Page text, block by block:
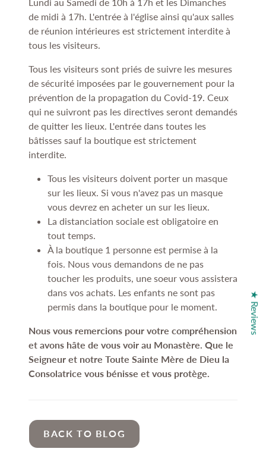
de midi à 17h. L'entrée à l'église ainsi qu'aux salles
de réunion intérieures est strictement interdite à
tous les visiteurs.
Tous les visiteurs sont priés de suivre les mesures
de sécurité imposées par le gouvernement pour la
prévention de la propagation du Covid-19. Ceux
qui ne suivront pas les directives seront demandés
de quitter les lieux. L'entrée dans toutes les
bâtisses sauf la boutique est strictement
interdite.
Tous les visiteurs doivent porter un masque
sur les lieux. Si vous n'avez pas un masque
vous devrez en acheter un sur les lieux.
La distanciation sociale est obligatoire en
tout temps.
À la boutique 1 personne est permise à la
fois. Nous vous demandons de ne pas
toucher les produits, une soeur vous assistera
dans vos achats. Les enfants ne sont pas
permis dans la boutique pour le moment.
Nous vous remercions pour votre compréhension
et avons hâte de vous voir au Monastère. Que le
Seigneur et notre Toute Sainte Mère de Dieu la
Consolatrice vous bénisse et vous protège.
BACK TO BLOG
★ Reviews